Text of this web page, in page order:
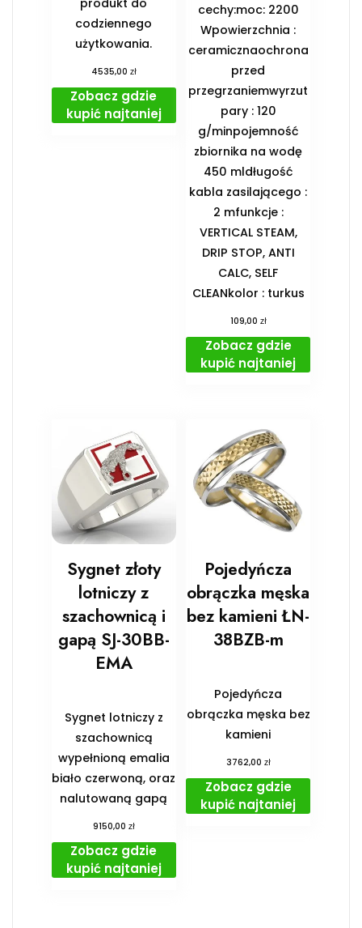
produkt do
codziennego
użytkowania.
4535,00 zł
Zobacz gdzie
kupić najtaniej
cechy:moc: 2200
Wpowierzchnia :
ceramicznaochrona
przed
przegrzaniemwyrzut
pary : 120
g/minpojemność
zbiornika na wodę
450 mldługość
kabla zasilającego :
2 mfunkcje :
VERTICAL STEAM,
DRIP STOP, ANTI
CALC, SELF
CLEANkolor : turkus
109,00 zł
Zobacz gdzie
kupić najtaniej
Sygnet złoty
lotniczy z
szachownicą i
gapą SJ-30BB-
EMA
Sygnet lotniczy z
szachownicą
wypełnioną emalia
biało czerwoną, oraz
nalutowaną gapą
9150,00 zł
Zobacz gdzie
kupić najtaniej
Pojedyńcza
obrączka męska
bez kamieni ŁN-
38BZB-m
Pojedyńcza
obrączka męska bez
kamieni
3762,00 zł
Zobacz gdzie
kupić najtaniej